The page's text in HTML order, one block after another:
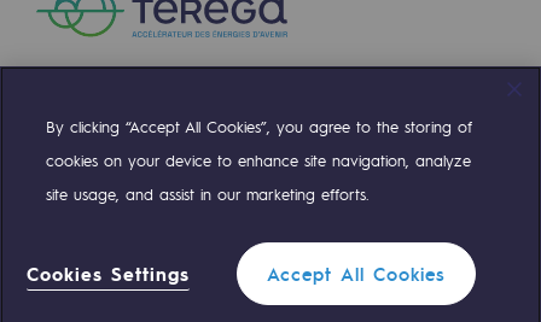
Filtrer 1
Compte TwitterCompte Facebook
Compte LinkedinCompte Youtube
Standard Teréga 0 559 133 400
By clicking “Accept All Cookies”, you agree to the storing of
cookies on your device to enhance site navigation, analyze
site usage, and assist in our marketing efforts.
Cookies Settings Accept All Cookies